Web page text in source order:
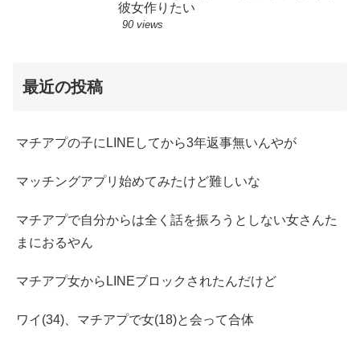
彼女作りたい
90 views
最近の投稿
マチアプの子にLINEしてから3年返事無いんやが
マッチングアプリ始めてみたけど難しいな
マチアプで自分からは全く話を振ろうとしない女さんた
まにおるやん
マチアプ女からLINEブロックされたんだけど
ワイ(34)、マチアプで女(18)と会って合体